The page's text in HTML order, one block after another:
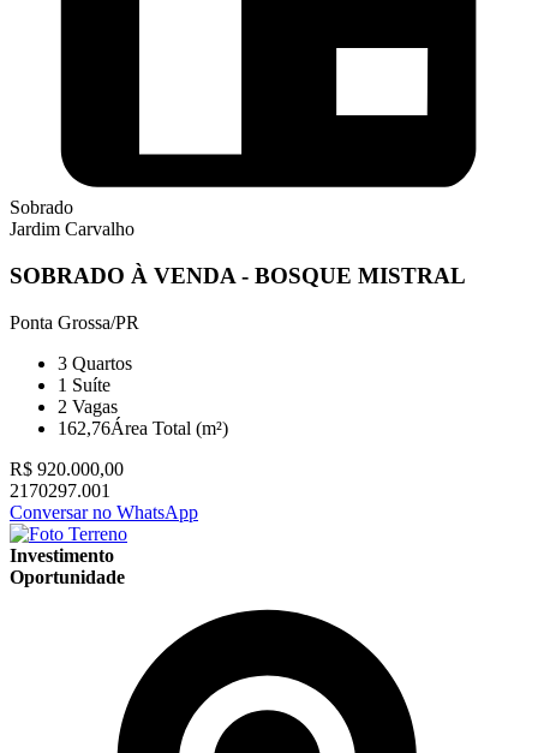
Sobrado
Jardim Carvalho
SOBRADO À VENDA - BOSQUE MISTRAL
Ponta Grossa/PR
3 Quartos
1 Suíte
2 Vagas
162,76Área Total (m²)
R$ 920.000,00
2170297.001
Conversar no WhatsApp
Investimento
Oportunidade